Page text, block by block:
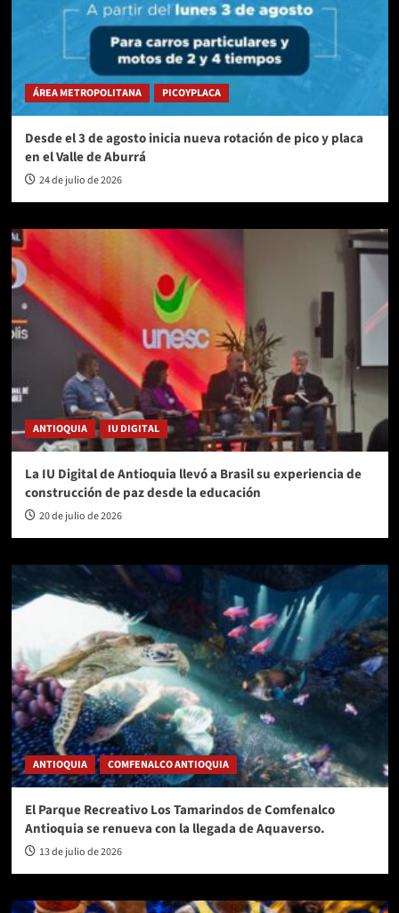
ÁREA METROPOLITANA PICOYPLACA
Desde el 3 de agosto inicia nueva rotación de pico y placa
en el Valle de Aburrá
24 de julio de 2026
ANTIOQUIA IU DIGITAL
La IU Digital de Antioquia llevó a Brasil su experiencia de
construcción de paz desde la educación
20 de julio de 2026
ANTIOQUIA COMFENALCO ANTIOQUIA
El Parque Recreativo Los Tamarindos de Comfenalco
Antioquia se renueva con la llegada de Aquaverso.
13 de julio de 2026